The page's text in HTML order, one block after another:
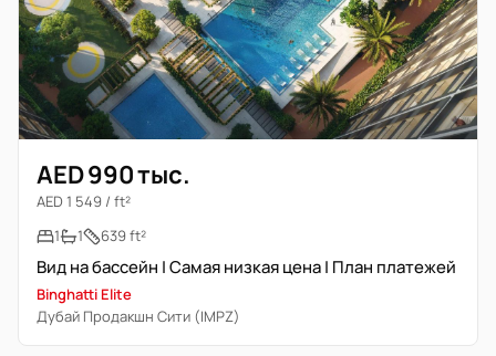
AED 990 тыс.
AED 1 549 / ft²
1
1 639 ft²
Вид на бассейн | Самая низкая цена | План платежей
Binghatti Elite
Дубай Продакшн Сити (IMPZ)